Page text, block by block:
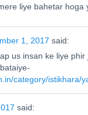
liye bahetar hoga
1, 2017 said:
us insan ke liye phir
category/istikhara/
said: